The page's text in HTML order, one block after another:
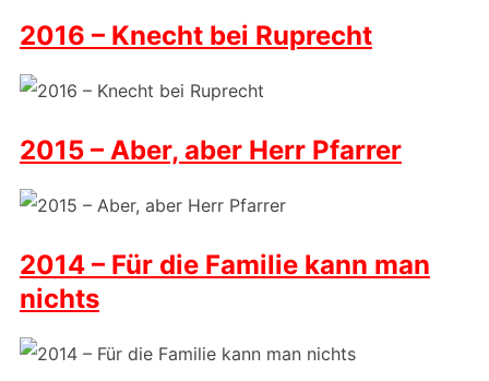
2016 – Knecht bei Ruprecht
2015 – Aber, aber Herr Pfarrer
2014 – Für die Familie kann man
nichts